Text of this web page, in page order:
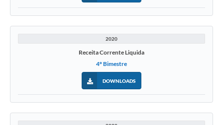
2020
Receita Corrente Liquida
4º Bimestre
DOWNLOADS